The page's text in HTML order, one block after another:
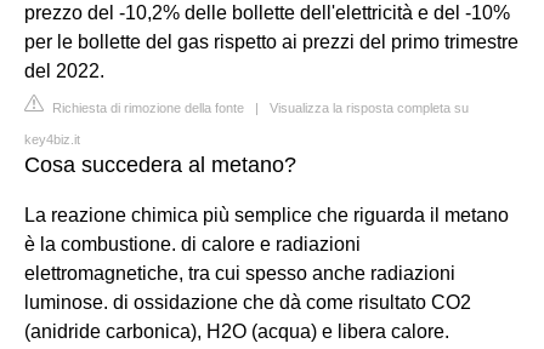
prezzo del -10,2% delle bollette dell'elettricità e del -10%
per le bollette del gas rispetto ai prezzi del primo trimestre
del 2022.
Richiesta di rimozione della fonte | Visualizza la risposta completa su
key4biz.it
Cosa succedera al metano?
La reazione chimica più semplice che riguarda il metano
è la combustione. di calore e radiazioni
elettromagnetiche, tra cui spesso anche radiazioni
luminose. di ossidazione che dà come risultato CO2
(anidride carbonica), H2O (acqua) e libera calore.